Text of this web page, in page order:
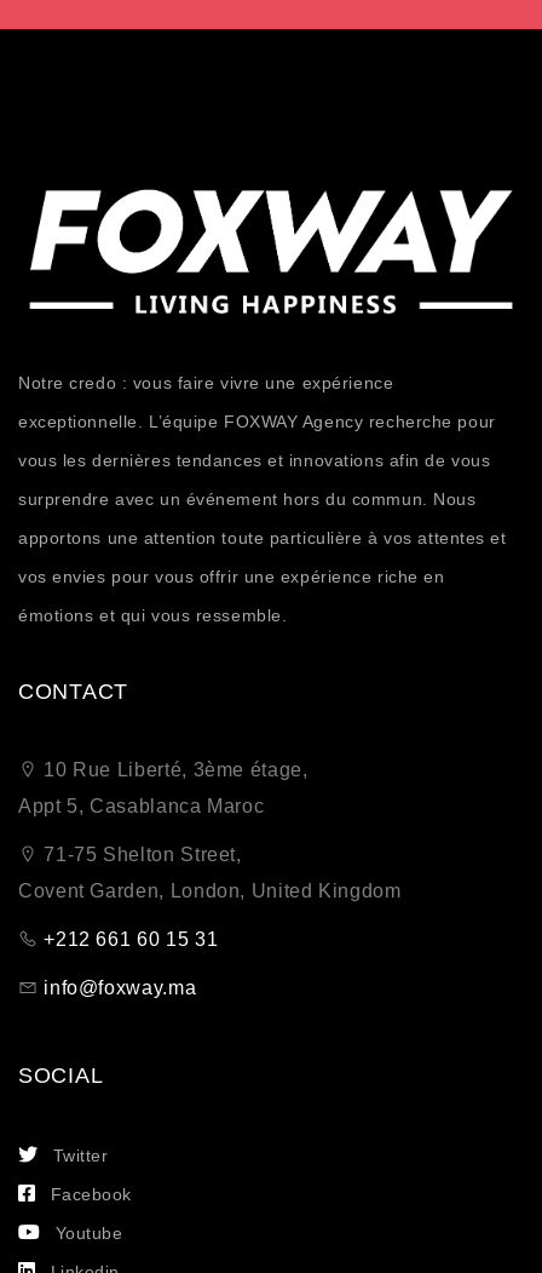
Notre credo : vous faire vivre une expérience
exceptionnelle. L’équipe FOXWAY Agency recherche pour
vous les dernières tendances et innovations afin de vous
surprendre avec un événement hors du commun. Nous
apportons une attention toute particulière à vos attentes et
vos envies pour vous offrir une expérience riche en
émotions et qui vous ressemble.
CONTACT
10 Rue Liberté, 3ème étage,
Appt 5, Casablanca Maroc
71-75 Shelton Street,
Covent Garden, London, United Kingdom
+212 661 60 15 31
info@foxway.ma
SOCIAL
Twitter
Facebook
Youtube